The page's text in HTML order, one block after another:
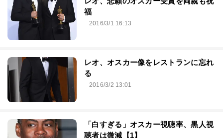
福
2016/3/1 16:13
レオ、オスカー像をレストランに忘れ
る
2016/3/2 13:01
「白すぎる」オスカー視聴率、黒人視
聴者は微減【1】